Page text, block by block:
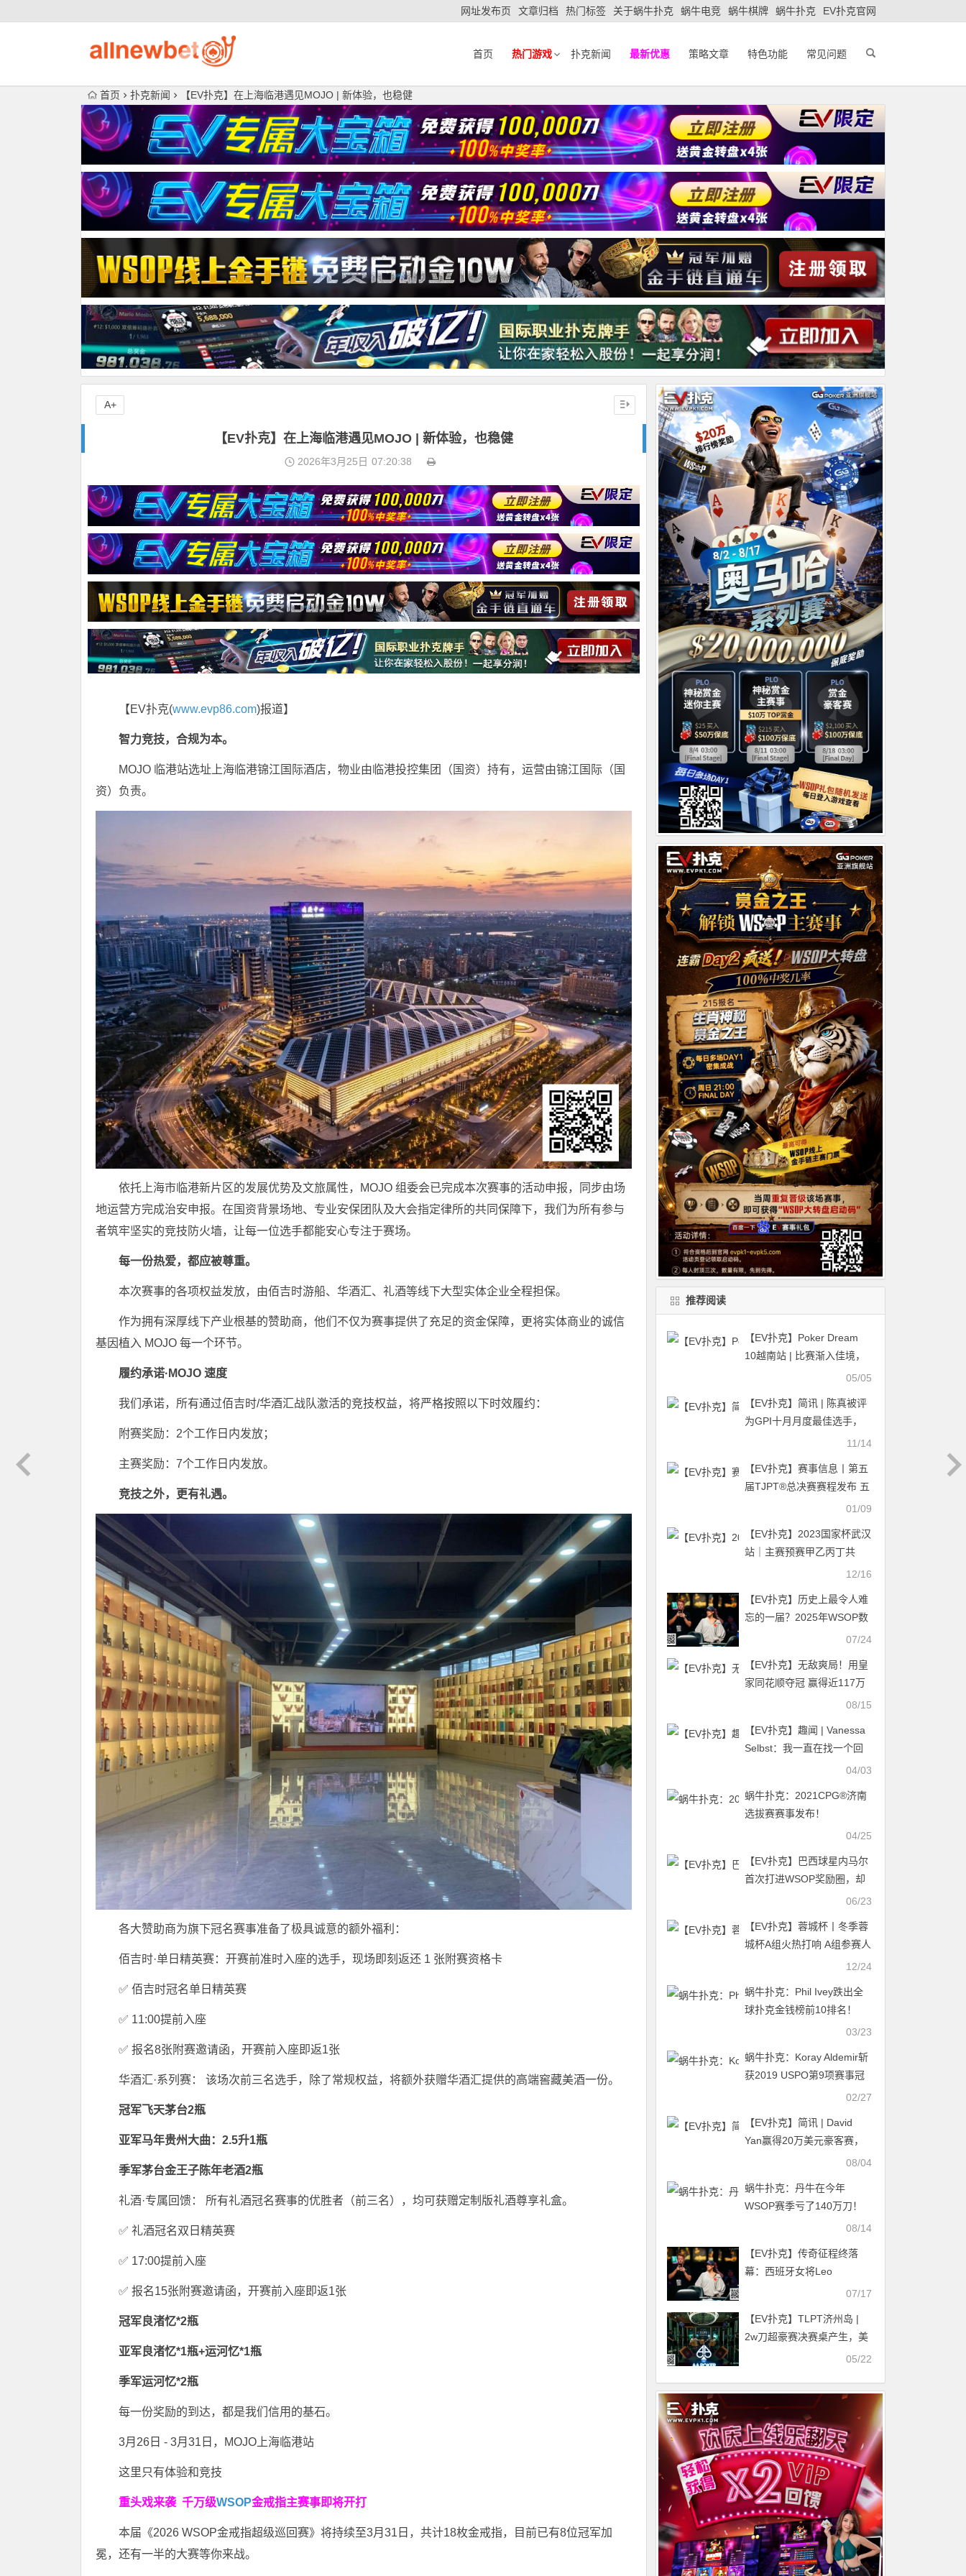
网址发布页 文章归档 热门标签 关于蜗牛扑克 蜗牛电竞 蜗牛棋牌 蜗牛扑克 EV扑克官网
首页 热门游戏 扑克新闻 最新优惠 策略文章 特色功能 常见问题
首页 扑克新闻 【EV扑克】在上海临港遇见MOJO | 新体验，也稳健
【EV扑克】在上海临港遇见MOJO | 新体验，也稳健
2026年3月25日 07:20:38
【EV扑克(www.evp86.com)报道】
智力竞技，合规为本。
MOJO 临港站选址上海临港锦江国际酒店，物业由临港投控集团（国资）持有，运营由锦江国际（国
资）负责。
依托上海市临港新片区的发展优势及文旅属性，MOJO 组委会已完成本次赛事的活动申报，同步由场
地运营方完成治安申报。在国资背景场地、专业安保团队及大会指定律所的共同保障下，我们为所有参与
者筑牢坚实的竞技防火墙，让每一位选手都能安心专注于赛场。
每一份热爱，都应被尊重。
本次赛事的各项权益发放，由佰吉时游船、华酒汇、礼酒等线下大型实体企业全程担保。
作为拥有深厚线下产业根基的赞助商，他们不仅为赛事提供了充足的资金保障，更将实体商业的诚信
基因植入 MOJO 每一个环节。
履约承诺·MOJO 速度
我们承诺，所有通过佰吉时/华酒汇战队激活的竞技权益，将严格按照以下时效履约：
附赛奖励：2个工作日内发放；
主赛奖励：7个工作日内发放。
竞技之外，更有礼遇。
各大赞助商为旗下冠名赛事准备了极具诚意的额外福利：
佰吉时·单日精英赛：开赛前准时入座的选手，现场即刻返还 1 张附赛资格卡
✅ 佰吉时冠名单日精英赛
✅ 11:00提前入座
✅ 报名8张附赛邀请函，开赛前入座即返1张
华酒汇·系列赛： 该场次前三名选手，除了常规权益，将额外获赠华酒汇提供的高端窖藏美酒一份。
冠军飞天茅台2瓶
亚军马年贵州大曲：2.5升1瓶
季军茅台金王子陈年老酒2瓶
礼酒·专属回馈： 所有礼酒冠名赛事的优胜者（前三名），均可获赠定制版礼酒尊享礼盒。
✅ 礼酒冠名双日精英赛
✅ 17:00提前入座
✅ 报名15张附赛邀请函，开赛前入座即返1张
冠军 良渚忆*2瓶
亚军 良渚忆*1瓶+运河忆*1瓶
季军运河忆*2瓶
每一份奖励的到达，都是我们信用的基石。
3月26日 - 3月31日，MOJO上海临港站
这里只有体验和竞技
重头戏来袭 千万级WSOP金戒指主赛事即将开打
本届《2026 WSOP金戒指超级巡回赛》将持续至3月31日，共计18枚金戒指，目前已有8位冠军加
冕，还有一半的大赛等你来战。
A+
推荐阅读
【EV扑克】Poker Dream
10越南站 | 比赛渐入佳境，
05/05
【EV扑克】简讯 | 陈真被评
为GPI十月月度最佳选手，
Ren Lin和丁彪分获第六、七
11/14
【EV扑克】赛事信息丨第五
届TJPT®总决赛赛程发布 五
01/09
【EV扑克】2023国家杯武汉
站｜主赛预赛甲乙丙丁共
1894人次参赛 526人晋级复
组和丁组
12/16
【EV扑克】历史上最令人难
忘的一届？2025年WSOP数
07/24
【EV扑克】无敌爽局！用皇
家同花顺夺冠 赢得近117万
08/15
【EV扑克】趣闻 | Vanessa
Selbst：我一直在找一个回
04/03
蜗牛扑克：2021CPG®济南
选拔赛赛事发布！
04/25
【EV扑克】​巴西球星内马尔
首次打进WSOP奖励圈，却
06/23
【EV扑克】蓉城杯丨冬季蓉
城杯A组火热打响 A组参赛人
数153人 CL陈港领跑A组12/24
蜗牛扑克：Phil Ivey跌出全
球扑克金钱榜前10排名！
03/23
蜗牛扑克：Koray Aldemir斩
获2019 USPO第9项赛事冠
军；Sean Winter领跑总积分
02/27
【EV扑克】简讯 | David
Yan赢得20万美元豪客赛，
08/04
蜗牛扑克：丹牛在今年
WSOP赛季亏了140万刀！
08/14
【EV扑克】传奇征程终落
幕：西班牙女将Leo
Margets创历史止步WSOP
07/17
【EV扑克】TLPT济州岛 |
2w刀超豪赛决赛桌产生，美
国选手Stephen Song再次领
05/22